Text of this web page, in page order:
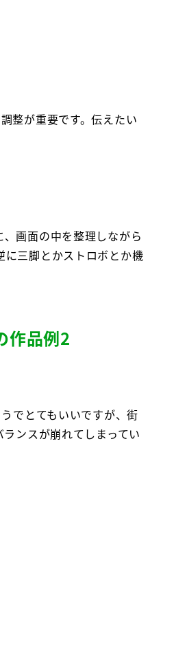
整が重要です。伝えたい
画面の中を整理しながら
に三脚とかストロボとか機
作品例2
でとてもいいですが、街
ンスが崩れてしまってい